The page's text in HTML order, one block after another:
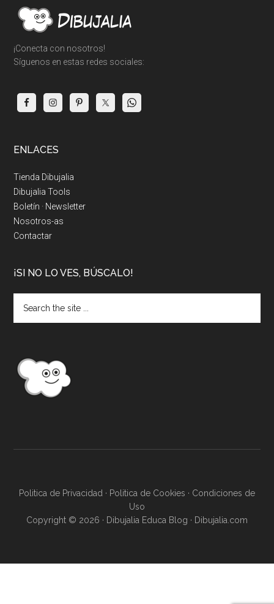
Footer
¡Conecta con nosotros!
Síguenos en estas redes sociales:
ENLACES
Tienda Dibujalia
Dibujalia Tools
Boletín · Newsletter
Nosotros-as
Contactar
¡SI NO LO VES, BÚSCALO!
the
Politica de Privacidad · Politica de Cookies · Condiciones de
Uso
Copyright © 2026 · Dibujalia Educa Blog · Dibujalia.com